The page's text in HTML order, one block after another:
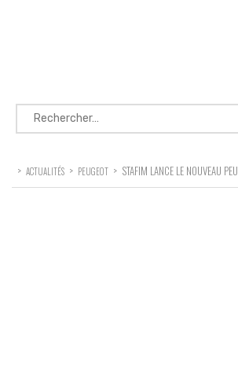
Rechercher :
> ACTUALITÉS > PEUGEOT > STAFIM LANCE LE NOUVEAU